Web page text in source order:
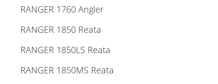
RANGER 1760 Angler
RANGER 1850 Reata
RANGER 1850LS Reata
RANGER 1850MS Reata